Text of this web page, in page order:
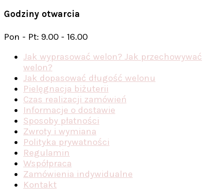
Godziny otwarcia
Pon - Pt: 9.00 - 16.00
Jak wyprasować welon? Jak przechowywać
welon?
Jak dopasować długość welonu
Pielęgnacja biżuterii
Czas realizacji zamówień
Informacje o dostawie
Sposoby płatności
Zwroty i wymiana
Polityka prywatności
Regulamin
Współpraca
Zamówienia indywidualne
Kontakt